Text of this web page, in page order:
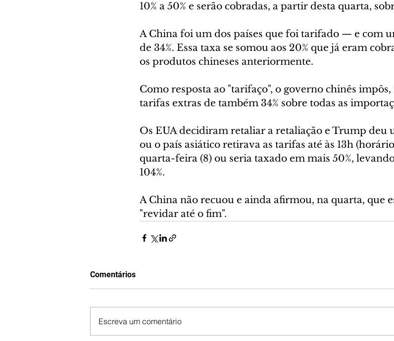
10% a 50% e serão cobradas, a partir desta quarta,
A China foi um dos países que foi tarifado — e com
de 34%. Essa taxa se somou aos 20% que já eram
os produtos chineses anteriormente.
Como resposta ao "tarifaço", o governo chinês impôs,
tarifas extras de também 34% sobre todas as
Os EUA decidiram retaliar a retaliação e Trump deu
ou o país asiático retirava as tarifas até às 13h
quarta-feira (8) ou seria taxado em mais 50%,
104%.
A China não recuou e ainda afirmou, na quarta, que
"revidar até o fim".
Comentários
Escreva um comentário